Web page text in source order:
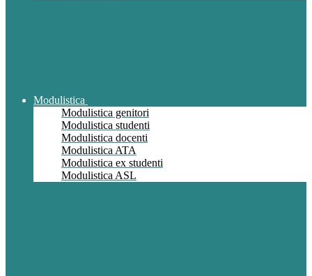
Modulistica
Modulistica genitori
Modulistica studenti
Modulistica docenti
Modulistica ATA
Modulistica ex studenti
Modulistica ASL